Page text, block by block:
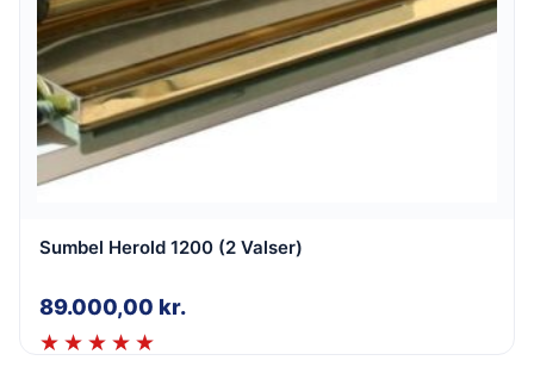
Sumbel Herold 1200 (2 Valser)
89.000,00 kr.